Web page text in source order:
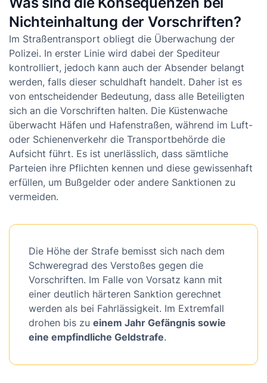
Nichteinhaltung der Vorschriften?
Im Straßentransport obliegt die Überwachung der
Polizei. In erster Linie wird dabei der Spediteur
kontrolliert, jedoch kann auch der Absender belangt
werden, falls dieser schuldhaft handelt. Daher ist es
von entscheidender Bedeutung, dass alle Beteiligten
sich an die Vorschriften halten. Die Küstenwache
überwacht Häfen und Hafenstraßen, während im Luft-
oder Schienenverkehr die Transportbehörde die
Aufsicht führt. Es ist unerlässlich, dass sämtliche
Parteien ihre Pflichten kennen und diese gewissenhaft
erfüllen, um Bußgelder oder andere Sanktionen zu
vermeiden.
Die Höhe der Strafe bemisst sich nach dem
Schweregrad des Verstoßes gegen die
Vorschriften. Im Falle von Vorsatz kann mit
einer deutlich härteren Sanktion gerechnet
werden als bei Fahrlässigkeit. Im Extremfall
drohen bis zu einem Jahr Gefängnis sowie
eine empfindliche Geldstrafe.